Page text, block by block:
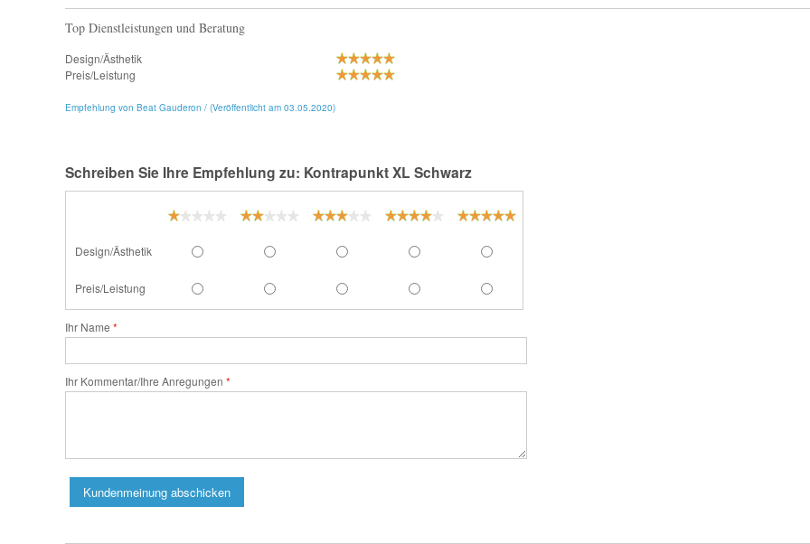
Top Dienstleistungen und Beratung
Design/Ästhetik
Preis/Leistung
Empfehlung von Beat Gauderon / (Veröffentlicht am 03.05.2020)
Schreiben Sie Ihre Empfehlung zu: Kontrapunkt XL Schwarz
Design/Ästhetik
Preis/Leistung
Ihr Name
Ihr Kommentar/Ihre Anregungen
Kundenmeinung abschicken